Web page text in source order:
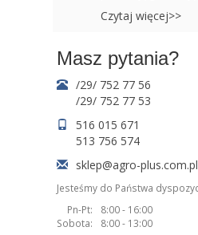
Czytaj więcej>>
Masz pytania?
/29/ 752 77 56
/29/ 752 77 53
516 015 671
513 756 574
sklep@agro-plus.com.pl
Jesteśmy do Państwa
Pn-Pt:
Sobota:
8:00 - 16:00
8:00 - 13:00